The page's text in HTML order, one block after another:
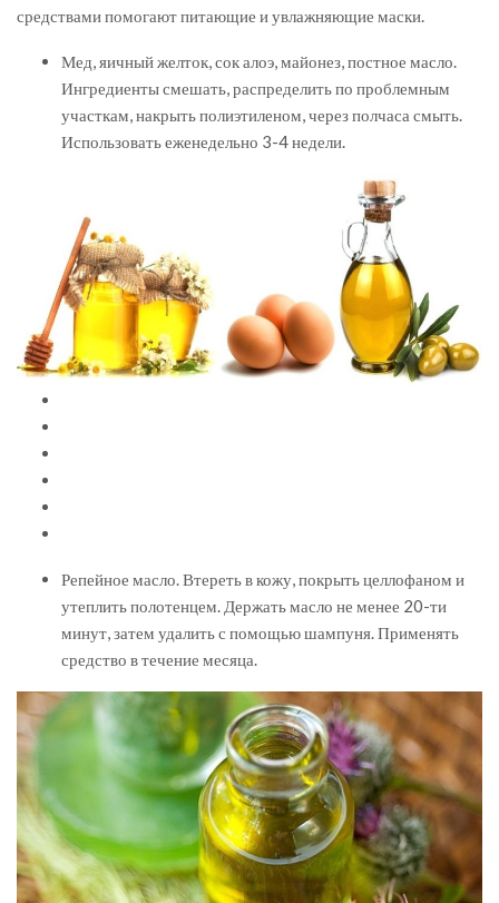
средствами помогают питающие и увлажняющие маски.
Мед, яичный желток, сок алоэ, майонез, постное масло.
Ингредиенты смешать, распределить по проблемным
участкам, накрыть полиэтиленом, через полчаса смыть.
Использовать еженедельно 3-4 недели.
Репейное масло. Втереть в кожу, покрыть целлофаном и
утеплить полотенцем. Держать масло не менее 20-ти
минут, затем удалить с помощью шампуня. Применять
средство в течение месяца.